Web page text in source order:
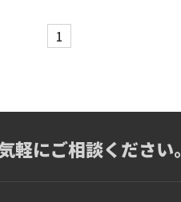
1
軽にご相談ください。